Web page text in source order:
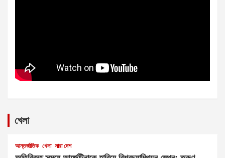
খেলা
আন্তর্জাতিক খেলা সারা দেশ